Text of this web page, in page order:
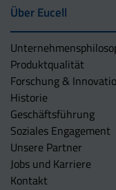
Über Eucell
Produktqualität
Forschung &
Historie
Geschäftsführung
Soziales Engagement
Unsere Partner
Jobs und Karriere
Kontakt